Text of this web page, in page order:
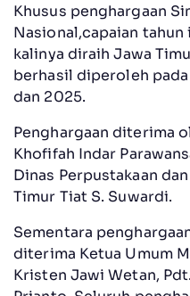
Khusus penghargaan
Nasional,capaian
kalinya diraih Jawa
berhasil diperoleh
dan 2025.
Penghargaan diterima
Khofifah Indar
Dinas Perpustakaan
Timur Tiat S. Suwardi.
Sementara
diterima Ketua Umum
Kristen Jawi Wetan,